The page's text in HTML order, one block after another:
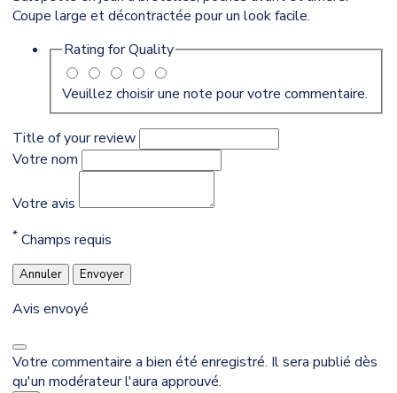
Coupe large et décontractée pour un look facile.
Rating forQuality
Veuillez choisir une note pour votre commentaire.
Title of your review
Votre nom
Votre avis
* Champs requis
Annuler Envoyer
Avis envoyé
Votre commentaire a bien été enregistré. Il sera publié dès
qu'un modérateur l'aura approuvé.